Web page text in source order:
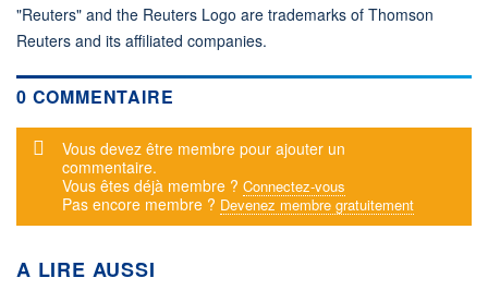
"Reuters" and the Reuters Logo are trademarks of Thomson
Reuters and its affiliated companies.
0 COMMENTAIRE
Message d'alerte
Vous devez être membre pour ajouter un
commentaire.
Vous êtes déjà membre ? Connectez-vous
Pas encore membre ? Devenez membre gratuitement
A LIRE AUSSI